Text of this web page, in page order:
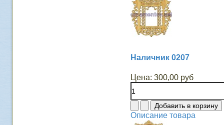
Наличник 0207
Цена: 300,00 руб
Описание товара